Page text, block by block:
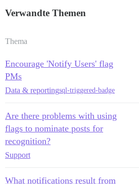
Verwandte Themen
Thema
Encourage 'Notify Users' flag
PMs
Data & reportingsql-triggered-badge
Are there problems with using
flags to nominate posts for
recognition?
Support
What notifications result from